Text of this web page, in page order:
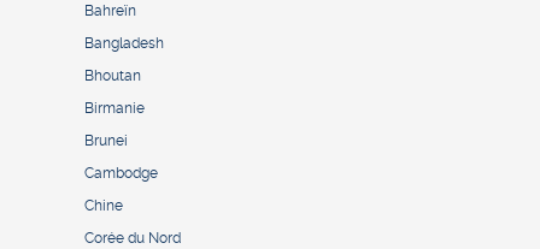
Bahreïn
Bangladesh
Bhoutan
Birmanie
Brunei
Cambodge
Chine
Corée du Nord